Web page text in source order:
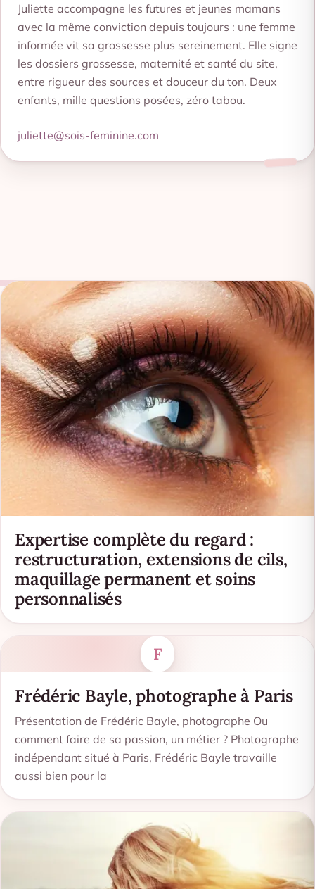
Juliette accompagne les futures et jeunes mamans
avec la même conviction depuis toujours : une femme
informée vit sa grossesse plus sereinement. Elle signe
les dossiers grossesse, maternité et santé du site,
entre rigueur des sources et douceur du ton. Deux
enfants, mille questions posées, zéro tabou.
juliette@sois-feminine.com
Expertise complète du regard :
restructuration, extensions de cils,
maquillage permanent et soins
personnalisés
F
Frédéric Bayle, photographe à Paris
Présentation de Frédéric Bayle, photographe Ou
comment faire de sa passion, un métier ? Photographe
indépendant situé à Paris, Frédéric Bayle travaille
aussi bien pour la